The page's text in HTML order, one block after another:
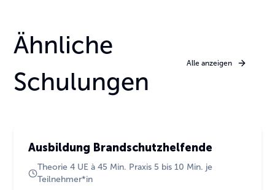
Ähnliche
Schulungen
Alle anzeigen
Ausbildung Brandschutzhelfende
Theorie 4 UE à 45 Min. Praxis 5 bis 10 Min. je
Teilnehmer*in